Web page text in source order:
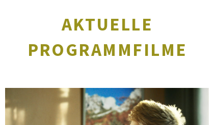
AKTUELLE
PROGRAMMFILME